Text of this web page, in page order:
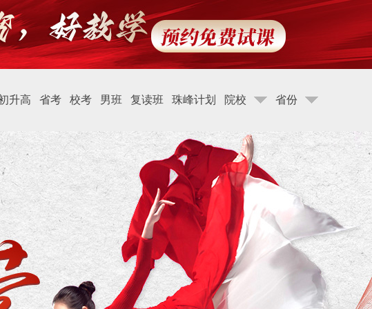
升高 省考 校考 男班 复读班 珠峰计划 院校 省份